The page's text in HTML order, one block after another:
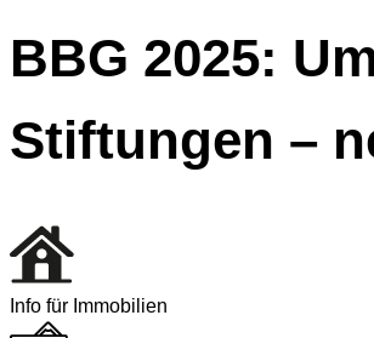
BBG 2025:
Stiftungen –
Info für Immobilien